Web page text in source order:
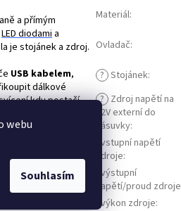
webu
Souhlasím
a přímým
LED diodami a
je stojánek a zdroj.
USB kabelem,
dálkové
kdy postačí
z
Materiál:
Ovladač:
? Stojánek:
? Zdroj napětí na
12V externí do
zásuvky:
- vstupní napětí
zdroje:
- výstupní
napětí/proud zdroje
- výkon zdroje: